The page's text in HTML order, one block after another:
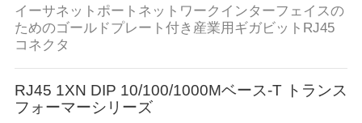
イーサネットポートネットワークインターフェイスの
ためのゴールドプレート付き産業用ギガビットRJ45
コネクタ
RJ45 1XN DIP 10/100/1000Mベース-T トランス
フォーマーシリーズ